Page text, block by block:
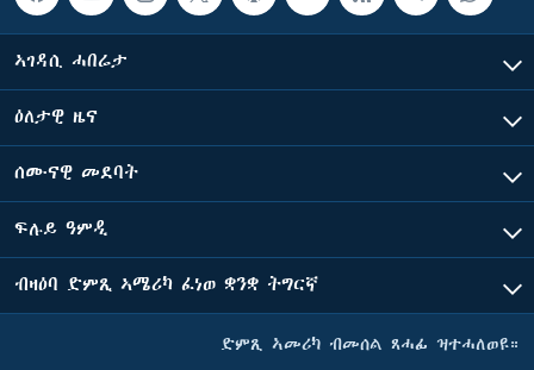
ኣገዳሲ ሓበሬታ
ዕለታዊ ዜና
ሰሙናዊ መደባት
ፍሉይ ዓምዲ
ብዛዕባ ድምጺ ኣሜሪካ ፈነወ ቋንቋ ትግርኛ
ድምጺ ኣመሪካ ብመሰል ጸሓፊ ዝተሓለወዩ።